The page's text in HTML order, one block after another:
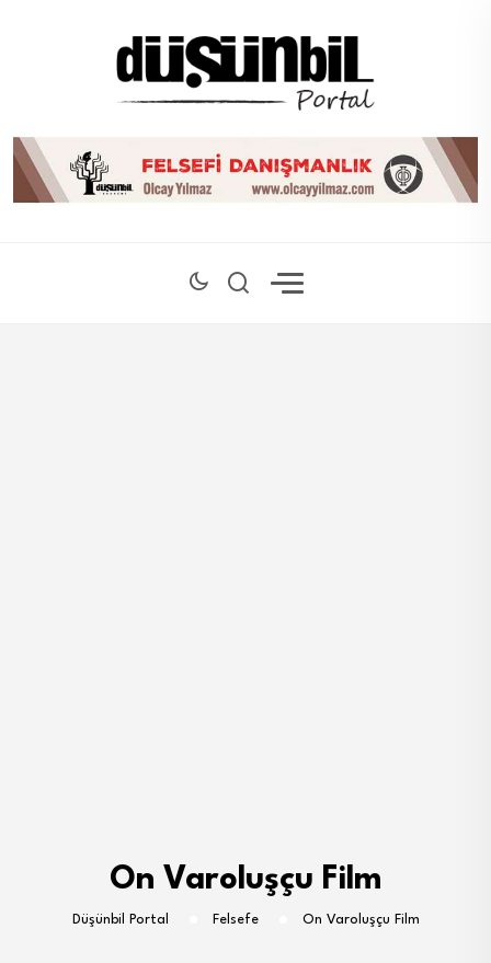
On Varoluşçu Film
Düşünbil Portal Felsefe On Varoluşçu Film